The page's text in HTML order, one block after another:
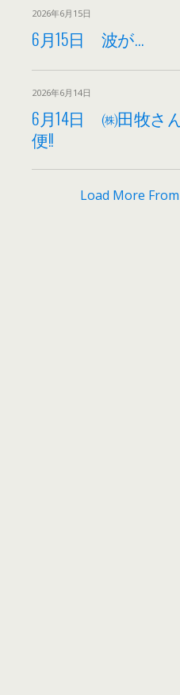
2026年6月15日
6月15日 波が…
2026年6月14日
6月14日 ㈱田牧さ
便!!
Load More